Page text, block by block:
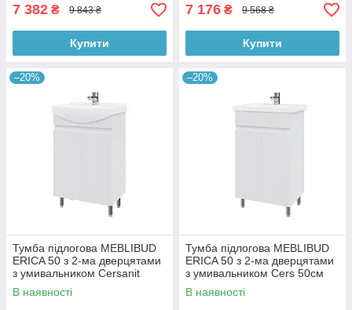
7 382 ₴ 9 843 ₴
Купити
7 176 ₴ 9 568 ₴
Купити
–20%
Тумба підлогова MEBLIBUD
ERICA 50 з 2-ма дверцятами
з умивальником Cersanit
Cersania 50см біла
В наявності
–20%
Тумба підлогова MEBLIBUD
ERICA 50 з 2-ма дверцятами
з умивальником Cers 50см
біла
В наявності